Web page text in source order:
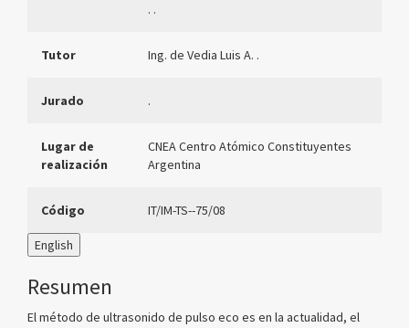
. .
Tutor Ing. de Vedia Luis A. .
Jurado .
Lugar de
realización
CNEA Centro Atómico Constituyentes
Argentina
Código IT/IM-TS--75/08
English
Resumen
El método de ultrasonido de pulso eco es en la actualidad, el